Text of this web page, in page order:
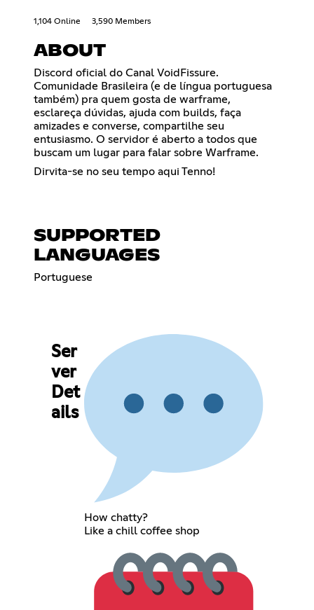
1,104 Online 3,590 Members
ABOUT
Discord oficial do Canal VoidFissure.
Comunidade Brasileira (e de língua portuguesa
também) pra quem gosta de warframe,
esclareça dúvidas, ajuda com builds, faça
amizades e converse, compartilhe seu
entusiasmo. O servidor é aberto a todos que
buscam um lugar para falar sobre Warframe.
Dirvita-se no seu tempo aqui Tenno!
SUPPORTED
LANGUAGES
Portuguese
Ser
ver
Det
ails
How chatty?
Like a chill coffee shop